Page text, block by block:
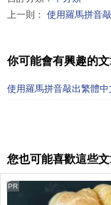
上一則： 使用羅馬拼音
你可能會有興趣的文
使用羅馬拼音敲出繁體
您也可能喜歡這些
PR